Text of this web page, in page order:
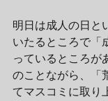
明日は成人の日と
いたるところで「
っているところが
のことながら、「
てマスコミに取り